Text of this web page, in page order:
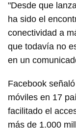
"Desde que
ha sido el
conectividad a
que todavía no
en un
Facebook
móviles en 17
facilitado el
más de 1.000